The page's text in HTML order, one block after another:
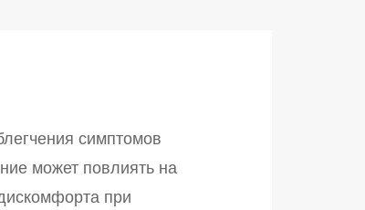
симптомов
может повлиять на
при